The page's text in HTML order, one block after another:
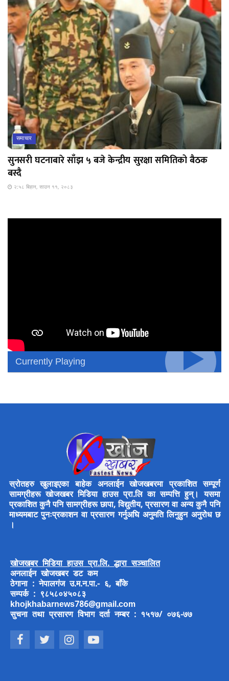
समाचार
सुनसरी घटनाबारे साँझ ५ बजे केन्द्रीय सुरक्षा समितिको बैठक
बस्दै
२:५८ बिहान, साउन ११, २०८३
Currently Playing
स्रोतहरु खुलाइएका बाहेक अनलाईन खोजखबरमा प्रकाशित सम्पूर्ण
सामग्रीहरू खोजखबर मिडिया हाउस प्रा.लि का सम्पत्ति हुन्। यसमा
प्रकाशित कुनै पनि सामग्रीहरू छापा, विद्युतीय, प्रसारण वा अन्य कुनै पनि
माध्यमबाट पुनःप्रकाशन वा प्रसारण गर्नुअघि अनुमति लिनुहुन अनुरोध छ
।
खोजखबर मिडिया हाउस प्रा.लि. द्धारा सञ्चालित
अनलाईन खोजखबर डट कम
ठेगाना : नेपालगंज उ.म.न.पा.- ६, बाँके
सम्पर्क : ९८५८०४५०८३
khojkhabarnews786@gmail.com
सुचना तथा प्रसारण विभाग दर्ता नम्बर : १५१७/ ०७६-७७